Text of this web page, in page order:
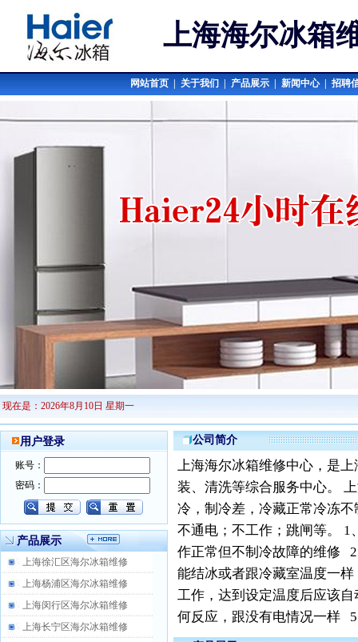
上海海尔冰箱
网站首页 关于我们 产品展示 新闻中心| 招聘
现在是：2026年8月10日 星期一
用户登录
账号：
密码：
产品展示
上海徐汇区海尔冰箱维修
上海杨浦区海尔冰箱维修
上海闵行区海尔冰箱维修
上海长宁区海尔冰箱维修
公司简介
上海海尔冰箱维修中心，是
装、清洗等综合服务中心。
冷，制冷差，冷藏正常冷冻
不通电；不工作；跳闸等。 1
作正常但不制冷故障的维修
能结冰或者跟冷藏室温度一
工作，达到设定温度后应该
何反应，跟没有电情况一样